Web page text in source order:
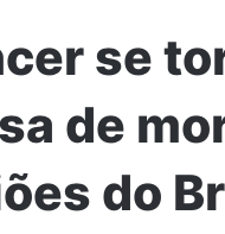
se
de
do